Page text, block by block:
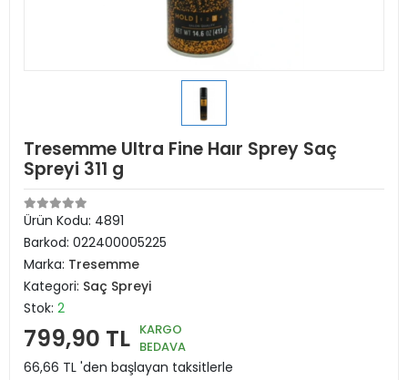
Tresemme Ultra Fine Haır Sprey Saç
Spreyi 311 g
Ürün Kodu: 4891
Barkod: 022400005225
Marka: Tresemme
Kategori: Saç Spreyi
Stok: 2
799,90 TL KARGO
BEDAVA
66,66 TL 'den başlayan taksitlerle